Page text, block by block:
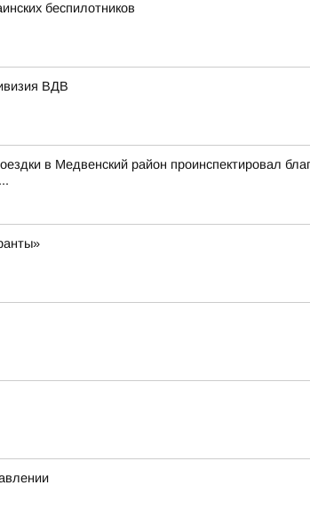
беспилотников
ВДВ
в Медвенский район проинспектировал